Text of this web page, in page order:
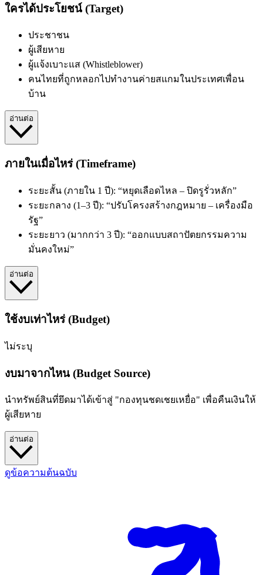
ใครได้ประโยชน์ (Target)
ประชาชน
ผู้เสียหาย
ผู้แจ้งเบาะแส (Whistleblower)
คนไทยที่ถูกหลอกไปทำงานค่ายสแกมในประเทศเพื่อน
บ้าน
อ่านต่อ
ภายในเมื่อไหร่ (Timeframe)
ระยะสั้น (ภายใน 1 ปี): “หยุดเลือดไหล – ปิดรูรั่วหลัก”
ระยะกลาง (1–3 ปี): “ปรับโครงสร้างกฎหมาย – เครื่องมือ
รัฐ”
ระยะยาว (มากกว่า 3 ปี): “ออกแบบสถาปัตยกรรมความ
มั่นคงใหม่”
อ่านต่อ
ใช้งบเท่าไหร่ (Budget)
ไม่ระบุ
งบมาจากไหน (Budget Source)
นำทรัพย์สินที่ยึดมาได้เข้าสู่ "กองทุนชดเชยเหยื่อ" เพื่อคืนเงินให้
ผู้เสียหาย
อ่านต่อ
ดูข้อความต้นฉบับ